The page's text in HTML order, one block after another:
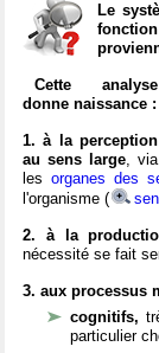
Le
Cette analyse
donne naissance :
1. à la perception
au sens large, via
lesorganes des
l'organisme (
2. à la
nécessité se fait
3. aux processus
cognitifs,
particulier